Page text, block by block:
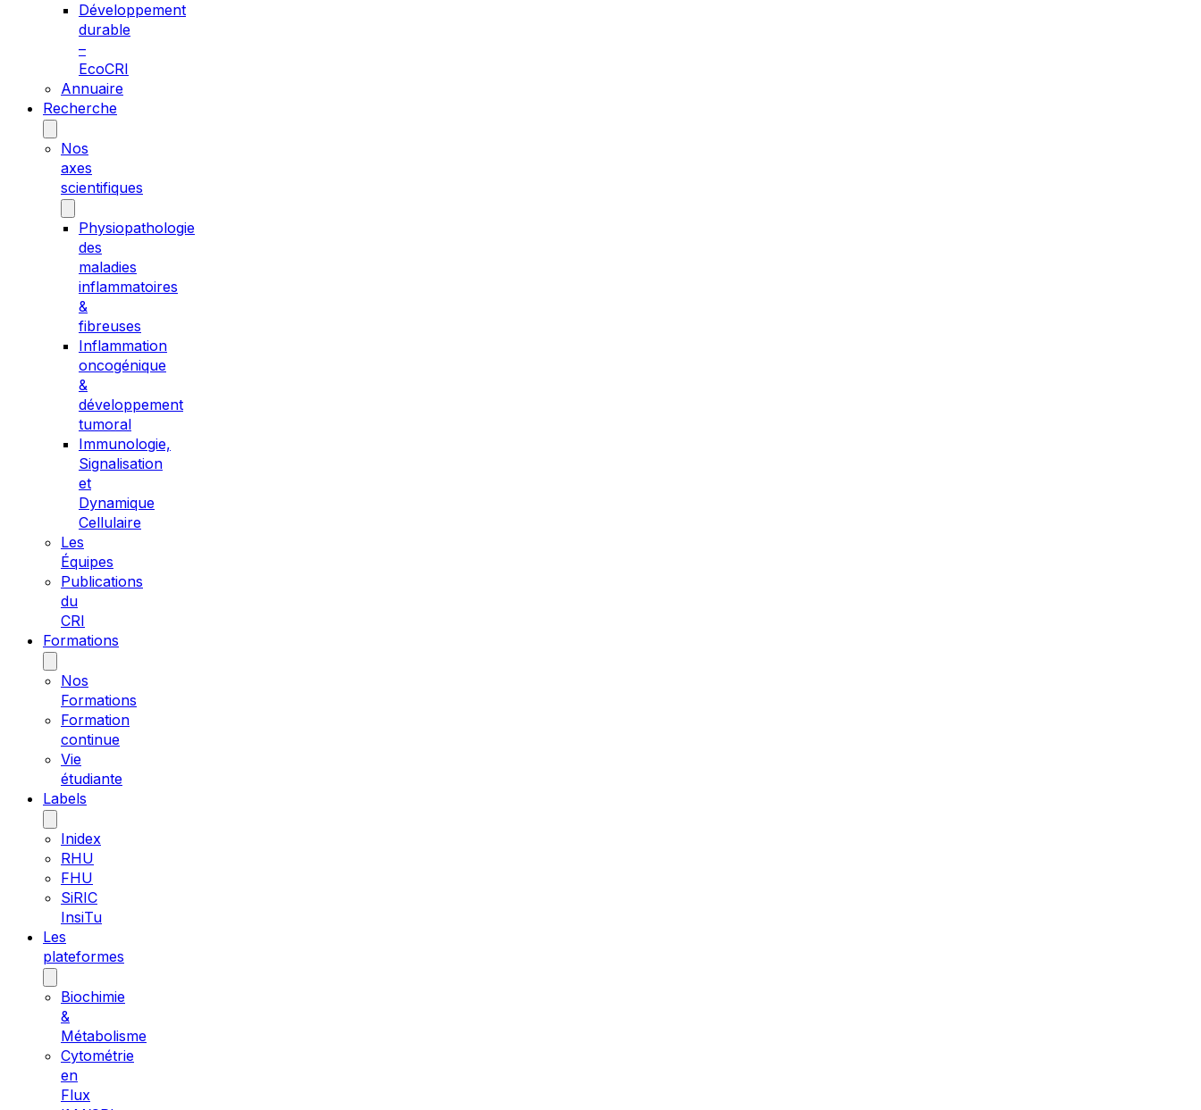
Développement
durable
–
EcoCRI
Annuaire
Recherche
Nos
axes
scientifiques
Physiopathologie
des
maladies
inflammatoires
&
fibreuses
Inflammation
oncogénique
&
développement
tumoral
Immunologie,
Signalisation
et
Dynamique
Cellulaire
Les
Équipes
Publications
du
CRI
Formations
Nos
Formations
Formation
continue
Vie
étudiante
Labels
Inidex
RHU
FHU
SiRIC
InsiTu
Les
plateformes
Biochimie
&
Métabolisme
Cytométrie
en
Flux